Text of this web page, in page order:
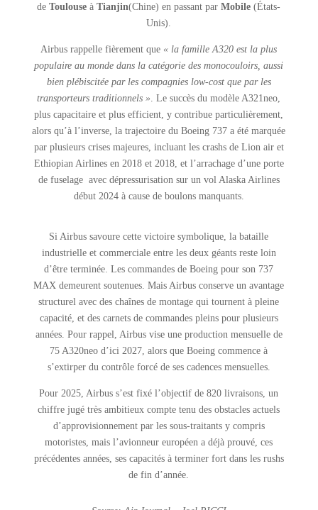
deToulouse àTianjin(Chine) en passant parMobile (États-
Unis).
Airbus rappelle fièrement que « la famille A320 est la plus
populaire au monde dans la catégorie des monocouloirs, aussi
bien plébiscitée par les compagnies low-cost que par les
transporteurs traditionnels ». Le succès du modèle A321neo,
plus capacitaire et plus efficient, y contribue particulièrement,
alors qu’à l’inverse, la trajectoire du Boeing 737 a été marquée
par plusieurs crises majeures, incluant les crashs de Lion air et
Ethiopian Airlines en 2018 et 2018, et l’arrachage d’une porte
de fuselage avec dépressurisation sur un vol Alaska Airlines
début 2024 à cause de boulons manquants.
Si Airbus savoure cette victoire symbolique, la bataille
industrielle et commerciale entre les deux géants reste loin
d’être terminée. Les commandes de Boeing pour son 737
MAX demeurent soutenues. Mais Airbus conserve un avantage
structurel avec des chaînes de montage qui tournent à pleine
capacité, et des carnets de commandes pleins pour plusieurs
années. Pour rappel, Airbus vise une production mensuelle de
75 A320neo d’ici 2027, alors que Boeing commence à
s’extirper du contrôle forcé de ses cadences mensuelles.
Pour 2025, Airbus s’est fixé l’objectif de 820 livraisons, un
chiffre jugé très ambitieux compte tenu des obstacles actuels
d’approvisionnement par les sous-traitants y compris
motoristes, mais l’avionneur européen a déjà prouvé, ces
précédentes années, ses capacités à terminer fort dans les rushs
de fin d’année.